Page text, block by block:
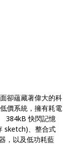
卻蘊藏著偉大的科
價系統，擁有耗電
384kB 快閃記憶
sketch)、整合式
，以及低功耗藍